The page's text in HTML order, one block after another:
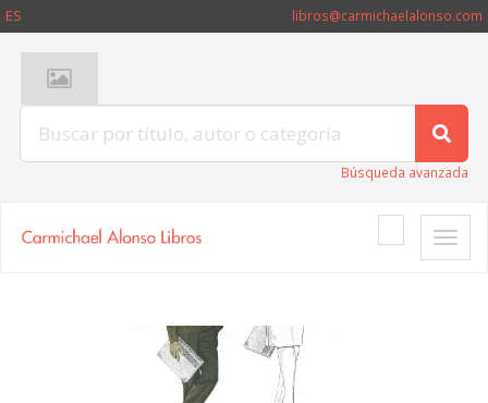
ES libros@carmichaelalonso.com
Búsqueda avanzada
Toggle